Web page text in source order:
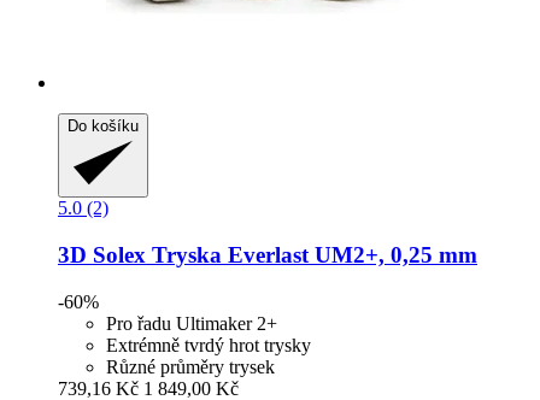
Do košíku
5.0 (2)
3D Solex Tryska Everlast UM2+, 0,25 mm
-60%
Pro řadu Ultimaker 2+
Extrémně tvrdý hrot trysky
Různé průměry trysek
739,16 Kč 1 849,00 Kč